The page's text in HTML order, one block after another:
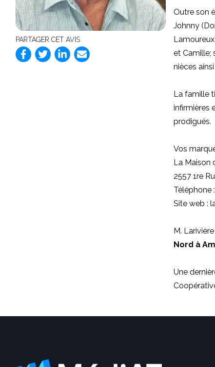
PARTAGER CET AVIS
Outre son
Johnny
et Camille;
nièces
La famille
infirmières
prodigués.
Vos
La Maison
2557 1re
Téléphone
Site web :
M.
Nord à
Une